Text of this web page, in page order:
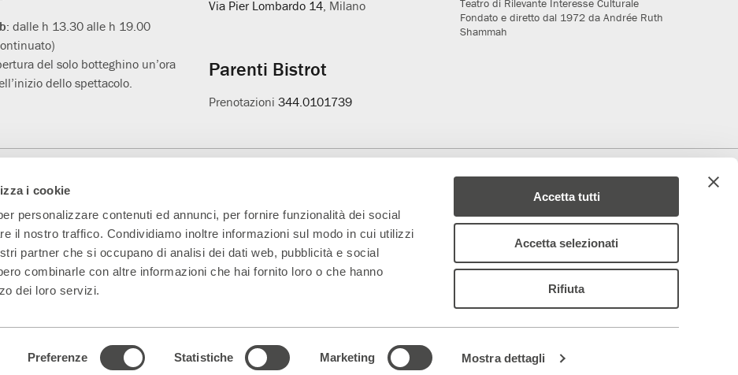
i cookie
personalizzare contenuti ed annunci, per fornire funzionalità dei social
il nostro traffico. Condividiamo inoltre informazioni sul modo in cui utilizzi
partner che si occupano di analisi dei dati web, pubblicità e social
combinarle con altre informazioni che hai fornito loro o che hanno
dei loro servizi.
Preferenze Statistiche Marketing Mostra dettagli
Accetta tutti
Accetta selezionati
Rifiuta
dalle h 13.30 alle h 19.00
del solo botteghino un’ora
dello spettacolo.
Via Pier Lombardo 14, Milano
Parenti Bistrot
Prenotazioni 344.0101739
Teatro di Rilevante Interesse Culturale
Fondato e diretto dal 1972 da Andrée Ruth
Shammah
Main Partner Media Partner
preferenze dei cookie |Dichiarazione di accessibilità| whistleblowing@teatrofrancoparenti.com –organismodivigilanza@teatrofrancoparenti.com